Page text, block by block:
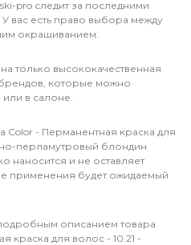
pro следит за последними
вас есть право выбора между
окрашиванием.
только высококачественная
которые можно
в салоне.
Color - Перманентная краска для
перламутровый блондин
наносится и не оставляет
применения будет ожидаемый
описанием товара
краска для волос - 10.21 -